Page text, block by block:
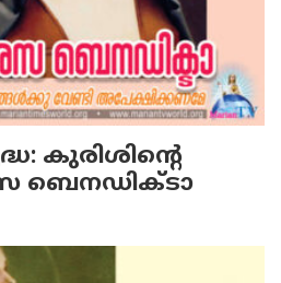
കുരിശിന്റെ
ബെനഡിക്ടാ